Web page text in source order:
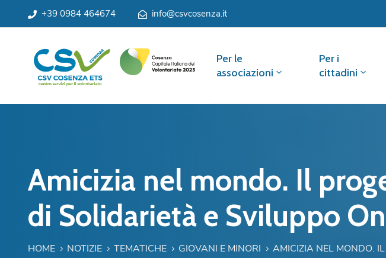
+39 0984 464674 info@csvcosenza.it
Per le
associazioni
Per i
cittadini
Amicizia nel mondo. Il
di Solidarietà e Sviluppo
HOME NOTIZIE TEMATICHE GIOVANI E MINORI AMICIZIA NEL MONDO.